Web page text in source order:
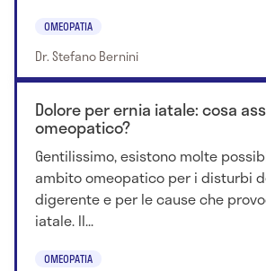
OMEOPATIA
Dr. Stefano Bernini
Dolore per ernia iatale: cosa
omeopatico?
Gentilissimo, esistono molte
ambito omeopatico per i disturbi
digerente e per le cause che
iatale. Il...
OMEOPATIA